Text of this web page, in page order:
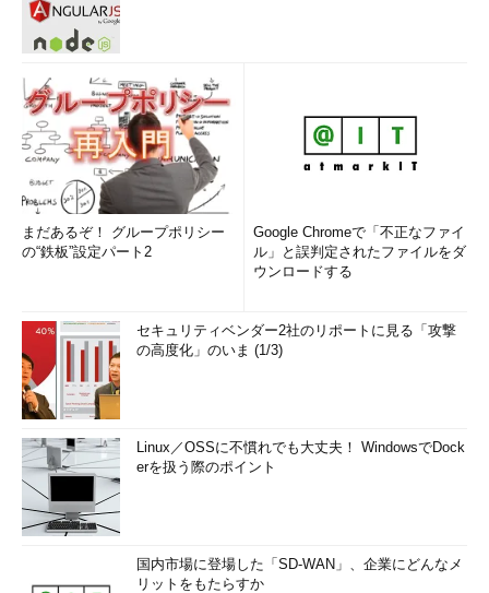
まだあるぞ！ グループポリシー
の“鉄板”設定パート2
Google Chromeで「不正なファイ
ル」と誤判定されたファイルをダ
ウンロードする
セキュリティベンダー2社のリポートに見る「攻撃
の高度化」のいま (1/3)
Linux／OSSに不慣れでも大丈夫！ WindowsでDock
erを扱う際のポイント
国内市場に登場した「SD-WAN」、企業にどんなメ
リットをもたらすか